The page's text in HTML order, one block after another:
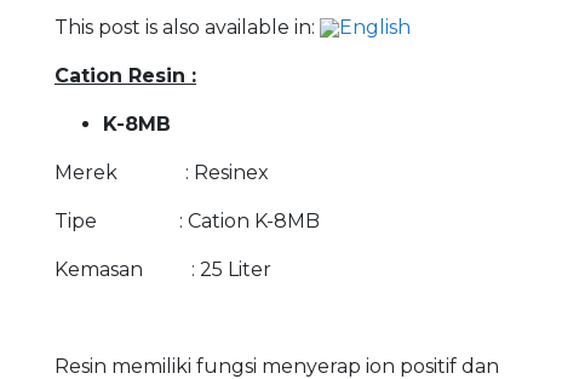
This post is also available in:
Cation Resin :
K-8MB
Merek : Resinex
Tipe : Cation K-8MB
Kemasan : 25 Liter
Resin memiliki fungsi menyerap ion positif dan